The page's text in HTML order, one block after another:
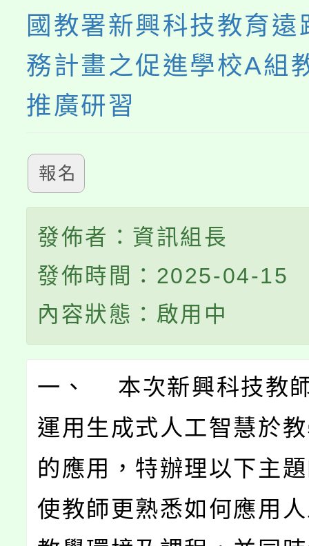
國教署新興科技教育遠
務計畫之促進學校A組
推廣研習
報名
發佈者：資訊組長
發佈時間：2025-04-15
內容狀態：啟用中
一、 本次新興科技教
運用生成式人工智慧於
的應用，特辦理以下主
使教師更熟悉如何應用